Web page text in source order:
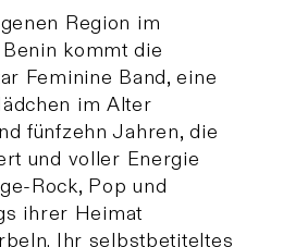
Region im
kommt die
Feminine Band, eine
im Alter
fünfzehn Jahren, die
und voller Energie
Rock, Pop und
ihrer Heimat
Ihr selbstbetiteltes